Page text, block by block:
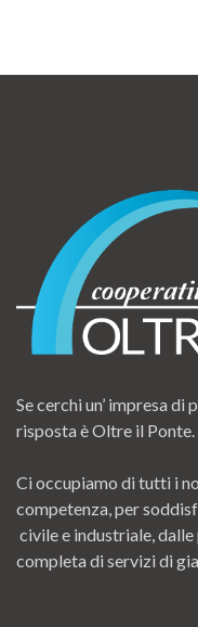
Se cerchi un’ impresa di
risposta è Oltre il Ponte.
Ci occupiamo di tutti i
competenza, per
civile e industriale,
completa di servizi di